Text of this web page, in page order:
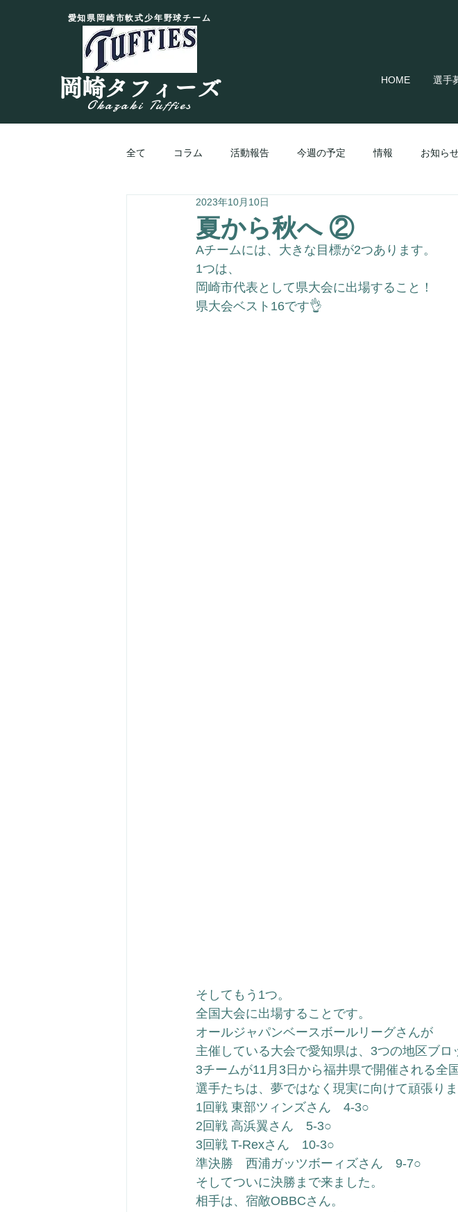
愛知県岡崎市軟式少年野球チーム
岡崎タフィーズ
Okazaki Tuffies
HOME 選手
全て コラム 活動報告 今週の予定 情報 お知ら
夏から秋へ ②
2023年10月10日
Aチームには、大きな目標が2つあります。
1つは、
岡崎市代表として県大会に出場すること！
県大会ベスト16です👌
そしてもう1つ。
全国大会に出場することです。
オールジャパンベースボールリーグさんが
主催している大会で愛知県は、3つの地区ブ
3チームが11月3日から福井県で開催される全
選手たちは、夢ではなく現実に向けて頑張りま
1回戦 東部ツィンズさん　4-3○
2回戦 高浜翼さん　5-3○
3回戦 T-Rexさん　10-3○
準決勝　西浦ガッツボーィズさん　9-7○
そしてついに決勝まで来ました。
相手は、宿敵OBBCさん。